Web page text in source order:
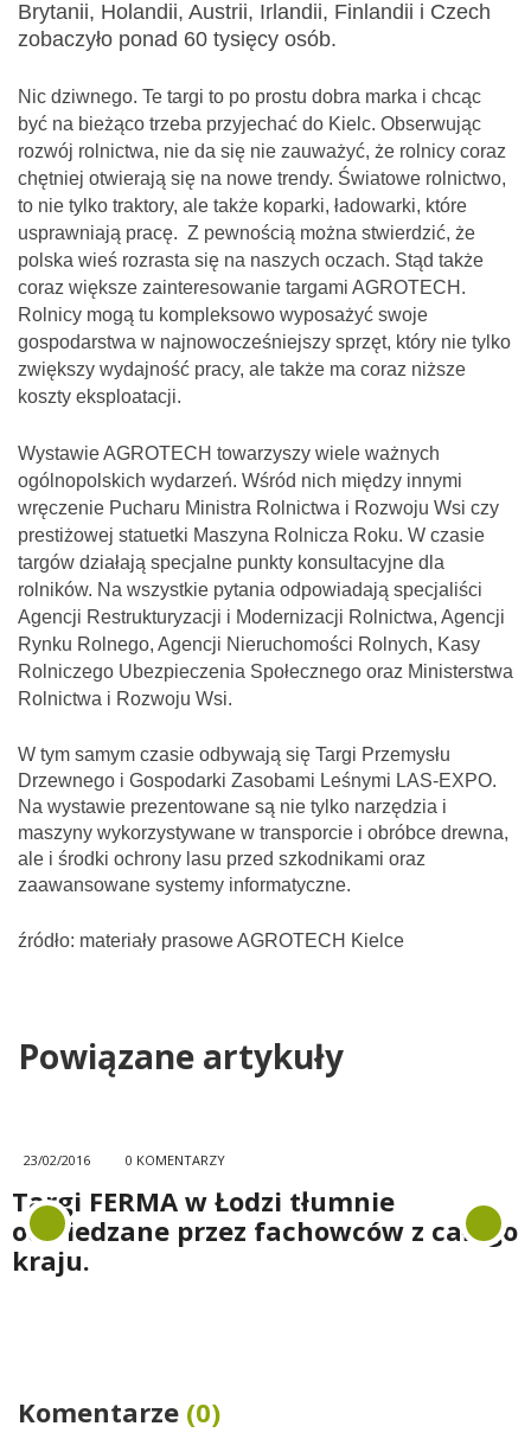
Brytanii, Holandii, Austrii, Irlandii, Finlandii i Czech
zobaczyło ponad 60 tysięcy osób.
Nic dziwnego. Te targi to po prostu dobra marka i chcąc
być na bieżąco trzeba przyjechać do Kielc. Obserwując
rozwój rolnictwa, nie da się nie zauważyć, że rolnicy coraz
chętniej otwierają się na nowe trendy. Światowe rolnictwo,
to nie tylko traktory, ale także koparki, ładowarki, które
usprawniają pracę. Z pewnością można stwierdzić, że
polska wieś rozrasta się na naszych oczach. Stąd także
coraz większe zainteresowanie targami AGROTECH.
Rolnicy mogą tu kompleksowo wyposażyć swoje
gospodarstwa w najnowocześniejszy sprzęt, który nie tylko
zwiększy wydajność pracy, ale także ma coraz niższe
koszty eksploatacji.
Wystawie AGROTECH towarzyszy wiele ważnych
ogólnopolskich wydarzeń. Wśród nich między innymi
wręczenie Pucharu Ministra Rolnictwa i Rozwoju Wsi czy
prestiżowej statuetki Maszyna Rolnicza Roku. W czasie
targów działają specjalne punkty konsultacyjne dla
rolników. Na wszystkie pytania odpowiadają specjaliści
Agencji Restrukturyzacji i Modernizacji Rolnictwa, Agencji
Rynku Rolnego, Agencji Nieruchomości Rolnych, Kasy
Rolniczego Ubezpieczenia Społecznego oraz Ministerstwa
Rolnictwa i Rozwoju Wsi.
W tym samym czasie odbywają się Targi Przemysłu
Drzewnego i Gospodarki Zasobami Leśnymi LAS-EXPO.
Na wystawie prezentowane są nie tylko narzędzia i
maszyny wykorzystywane w transporcie i obróbce drewna,
ale i środki ochrony lasu przed szkodnikami oraz
zaawansowane systemy informatyczne.
źródło: materiały prasowe AGROTECH Kielce
Powiązane artykuły
23/02/2016 0 KOMENTARZY
Targi FERMA w Łodzi tłumnie
odwiedzane przez fachowców z całego
kraju.
Komentarze (0)